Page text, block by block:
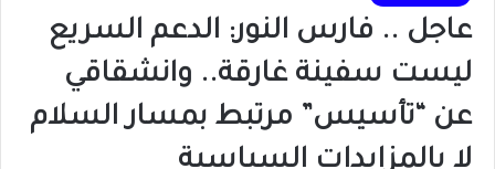
عاجل .. فارس النور: الدعم السريع
ليست سفينة غارقة.. وانشقاقي
عن “تأسيس” مرتبط بمسار السلام
لا بالمزايدات السياسية